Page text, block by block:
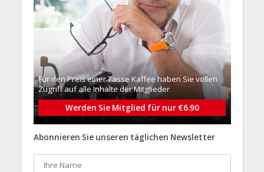
Für den Preis einer Tasse Kaffee haben Sie vollen
Zugriff auf alle Inhalte der Mitglieder
Werden Sie Mitglied für nur €6.90
Abonnieren Sie unseren täglichen Newsletter